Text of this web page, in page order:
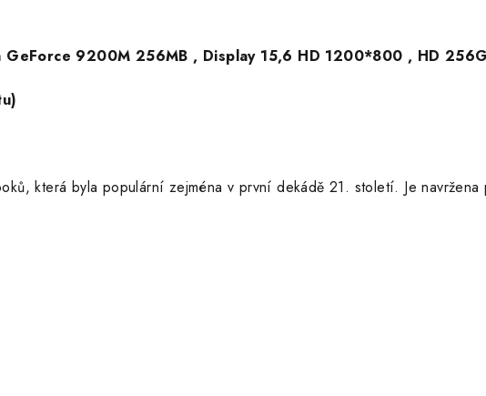
9200M 256MB , Display 15,6 HD 1200*800 , HD
která byla populární zejména v první dekádě 21. století. Je